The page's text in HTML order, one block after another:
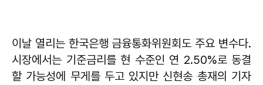
이날 열리는 한국은행 금융통화위원회도 주요 변수다.
시장에서는 기준금리를 현 수준인 연 2.50%로 동결
할 가능성에 무게를 두고 있지만 신현송 총재의 기자